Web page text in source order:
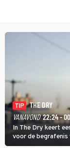
TIP
THE DRY
VANAVOND 22:24 -
In The Dry keert
voor de begrafenis
onderzoeken van